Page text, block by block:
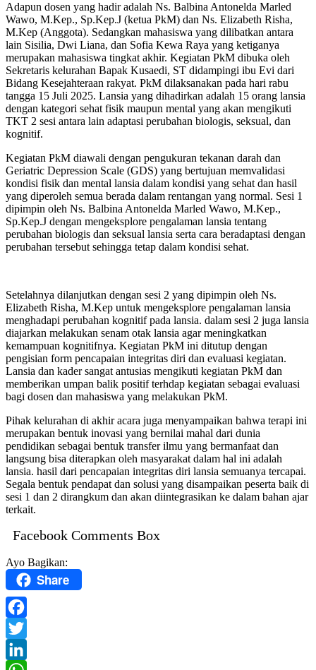
Adapun dosen yang hadir adalah Ns. Balbina Antonelda Marled
Wawo, M.Kep., Sp.Kep.J (ketua PkM) dan Ns. Elizabeth Risha,
M.Kep (Anggota). Sedangkan mahasiswa yang dilibatkan antara
lain Sisilia, Dwi Liana, dan Sofia Kewa Raya yang ketiganya
merupakan mahasiswa tingkat akhir. Kegiatan PkM dibuka oleh
Sekretaris kelurahan Bapak Kusaedi, ST didampingi ibu Evi dari
Bidang Kesejahteraan rakyat. PkM dilaksanakan pada hari rabu
tangga 15 Juli 2025. Lansia yang dihadirkan adalah 15 orang lansia
dengan kategori sehat fisik maupun mental yang akan mengikuti
TKT 2 sesi antara lain adaptasi perubahan biologis, seksual, dan
kognitif.
Kegiatan PkM diawali dengan pengukuran tekanan darah dan
Geriatric Depression Scale (GDS) yang bertujuan memvalidasi
kondisi fisik dan mental lansia dalam kondisi yang sehat dan hasil
yang diperoleh semua berada dalam rentangan yang normal. Sesi 1
dipimpin oleh Ns. Balbina Antonelda Marled Wawo, M.Kep.,
Sp.Kep.J dengan mengeksplore pengalaman lansia tentang
perubahan biologis dan seksual lansia serta cara beradaptasi dengan
perubahan tersebut sehingga tetap dalam kondisi sehat.
Setelahnya dilanjutkan dengan sesi 2 yang dipimpin oleh Ns.
Elizabeth Risha, M.Kep untuk mengeksplore pengalaman lansia
menghadapi perubahan kognitif pada lansia. dalam sesi 2 juga lansia
diajarkan melakukan senam otak lansia agar meningkatkan
kemampuan kognitifnya. Kegiatan PkM ini ditutup dengan
pengisian form pencapaian integritas diri dan evaluasi kegiatan.
Lansia dan kader sangat antusias mengikuti kegiatan PkM dan
memberikan umpan balik positif terhdap kegiatan sebagai evaluasi
bagi dosen dan mahasiswa yang melakukan PkM.
Pihak kelurahan di akhir acara juga menyampaikan bahwa terapi ini
merupakan bentuk inovasi yang bernilai mahal dari dunia
pendidikan sebagai bentuk transfer ilmu yang bermanfaat dan
langsung bisa diterapkan oleh masyarakat dalam hal ini adalah
lansia. hasil dari pencapaian integritas diri lansia semuanya tercapai.
Segala bentuk pendapat dan solusi yang disampaikan peserta baik di
sesi 1 dan 2 dirangkum dan akan diintegrasikan ke dalam bahan ajar
terkait.
Facebook Comments Box
Ayo Bagikan:
Share
Facebook
Twitter